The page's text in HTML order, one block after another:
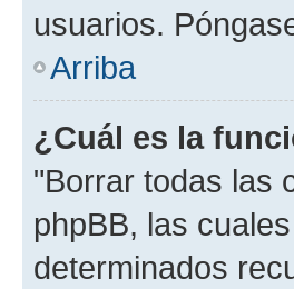
usuarios.
Arriba
¿Cuál es la
"Borrar todas las
phpBB, las
determinados